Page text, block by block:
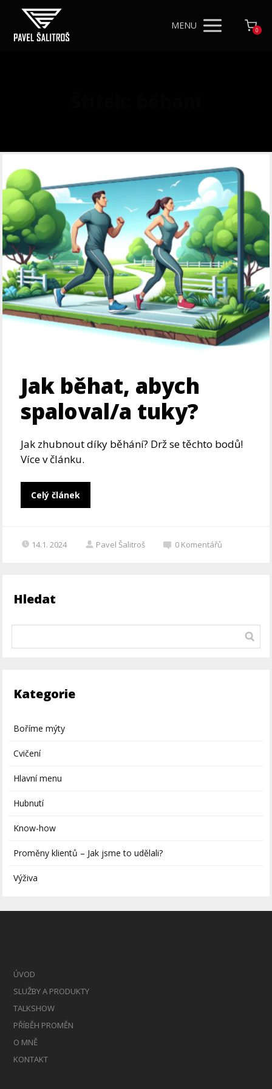
MENU 0
Jak běhat, abych
spaloval/a tuky?
Jak zhubnout díky běhání? Drž se těchto bodů!
Více v článku.
Celý článek
14.1. 2024 Pavel Šalitroš 0 Komentářů
Hledat
Kategorie
Boříme mýty
Cvičení
Hlavní menu
Hubnutí
Know-how
Proměny klientů – Jak jsme to udělali?
Výživa
ÚVOD
SLUŽBY A PRODUKTY
TALKSHOW
PŘÍBĚH PROMĚN
O MNĚ
KONTAKT